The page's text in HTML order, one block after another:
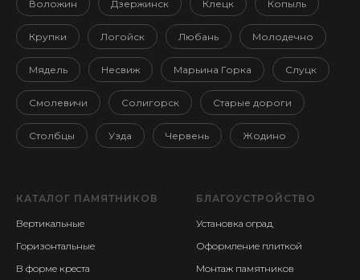
Воложин Дзержинск Клецк Копыль
Крупки Логойск Любань Молодечно
Мядель Несвиж Марьина Горка Слуцк
Смолевичи Солигорск Старые дороги
Столбцы Узда Червень Жодино
КАТАЛОГ ПАМЯТНИКОВ
Вертикальные
Горизонтальные
В форме креста
БЛАГОУСТРОЙСТВО
Установка оград
Оформление плиткой
Монтаж памятников